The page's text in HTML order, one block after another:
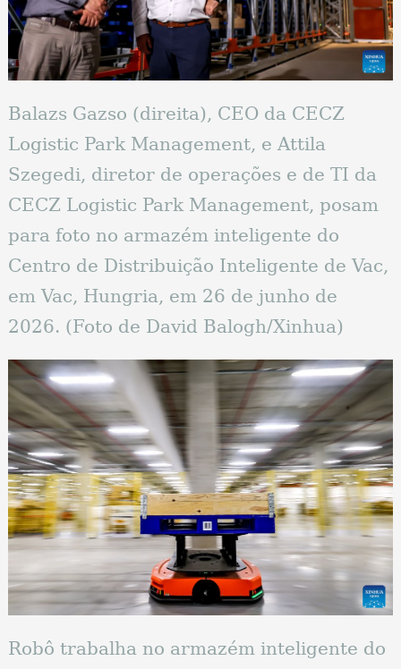
Balazs Gazso (direita), CEO da CECZ
Logistic Park Management, e Attila
Szegedi, diretor de operações e de TI da
CECZ Logistic Park Management, posam
para foto no armazém inteligente do
Centro de Distribuição Inteligente de Vac,
em Vac, Hungria, em 26 de junho de
2026. (Foto de David Balogh/Xinhua)
Robô trabalha no armazém inteligente do